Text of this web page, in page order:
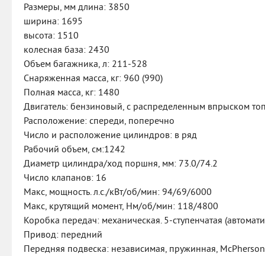
Размеры, мм длина: 3850
ширина: 1695
высота: 1510
колесная база: 2430
Объем багажника, л: 211-528
Снаряженная масса, кг: 960 (990)
Полная масса, кг: 1480
Двигатель: бензиновый, с распределенным впрыском
Расположение: спереди, поперечно
Число и расположение цилиндров: в ряд
Рабочий объем, см:1242
Диаметр цилиндра/ход поршня, мм: 73.0/74.2
Число клапанов: 16
Макс, мощность. л.с./кВт/об/мин: 94/69/6000
Макс, крутящий момент, Нм/об/мин: 118/4800
Коробка передач: механическая. 5-ступенчатая
Привод: передний
Передняя подвеска: независимая, пружинная, McPherson